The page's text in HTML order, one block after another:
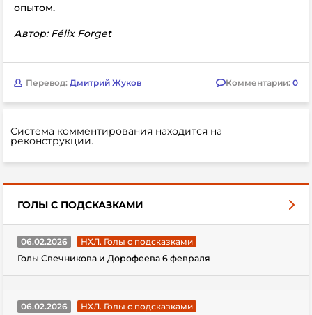
опытом.
Автор: Félix Forget
Перевод: Дмитрий Жуков Комментарии: 0
Система комментирования находится на
реконструкции.
ГОЛЫ С ПОДСКАЗКАМИ
06.02.2026
НХЛ. Голы с подсказками
Голы Свечникова и Дорофеева 6 февраля
06.02.2026
НХЛ. Голы с подсказками